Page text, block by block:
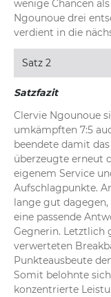
wenige Chancen
Ngounoue drei
verdient in die
Satz 2
Satzfazit
Clervie Ngounoue
umkämpften 7:5
beendete damit
überzeugte erneut
eigenem Service
Aufschlagpunkte.
lange gut dagegen,
eine passende
Gegnerin. Letztlich
verwerteten
Punkteausbeute
Somit belohnte
konzentrierte